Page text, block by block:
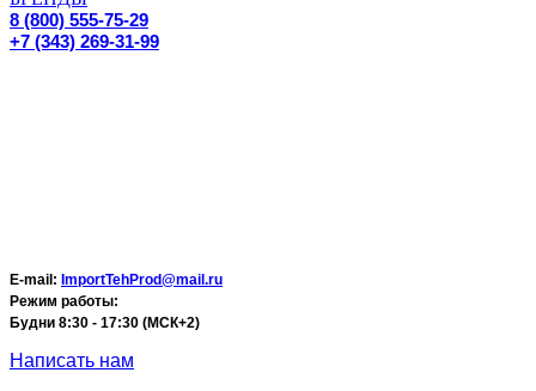
8 (800) 555-75-29
+7 (343) 269-31-99
E-mail: ImportTehProd@mail.ru
Режим работы:
Будни 8:30 - 17:30 (МСК+2)
Написать нам